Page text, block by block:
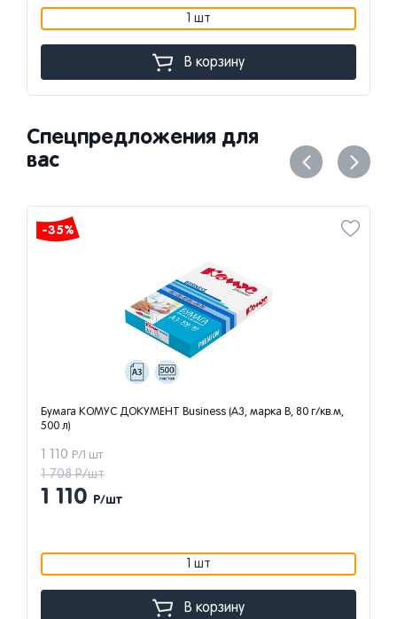
1 шт
В корзину
Спецпредложения для
вас
-35%
Бумага КОМУС ДОКУМЕНТ Business (А3, марка В, 80 г/кв.м,
500 л)
1 110 Р/1 шт
1 708 Р/шт
1 110 Р/шт
1 шт
В корзину